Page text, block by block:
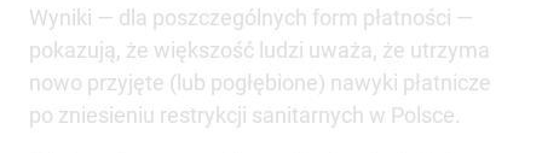
Wyniki — dla poszczególnych form płatności —
pokazują, że większość ludzi uważa, że utrzyma
nowo przyjęte (lub pogłębione) nawyki płatnicze
po zniesieniu restrykcji sanitarnych w Polsce.